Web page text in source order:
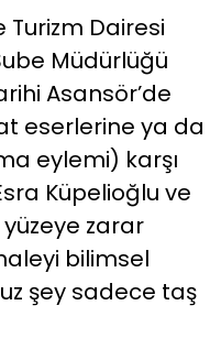
Turizm Dairesi
Müdürlüğü
Asansör’de
eserlerine ya da
eylemi) karşı
Küpelioğlu ve
zarar
bilimsel
şey sadece taş